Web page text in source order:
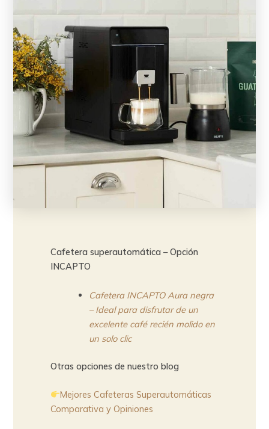
Cafetera superautomática – Opción
INCAPTO
Cafetera INCAPTO Aura negra
– Ideal para disfrutar de un
excelente café recién molido en
un solo clic
Otras opciones de nuestro blog
Mejores Cafeteras Superautomáticas
Comparativa y Opiniones